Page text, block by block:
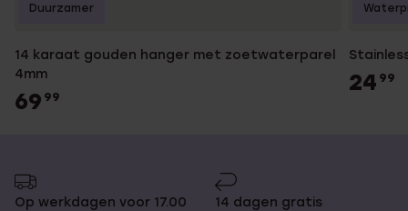
14 karaat gouden hanger met zoetwaterparel
4mm
69 99
Duurzamer
24 99
Op werkdagen voor 17.00
14 dagen gratis